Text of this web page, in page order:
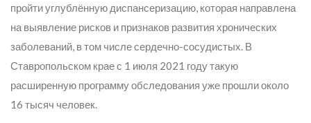
пройти углублённую диспансеризацию, которая направлена
на выявление рисков и признаков развития хронических
заболеваний, в том числе сердечно-сосудистых. В
Ставропольском крае с 1 июля 2021 году такую
расширенную программу обследования уже прошли около
16 тысяч человек.